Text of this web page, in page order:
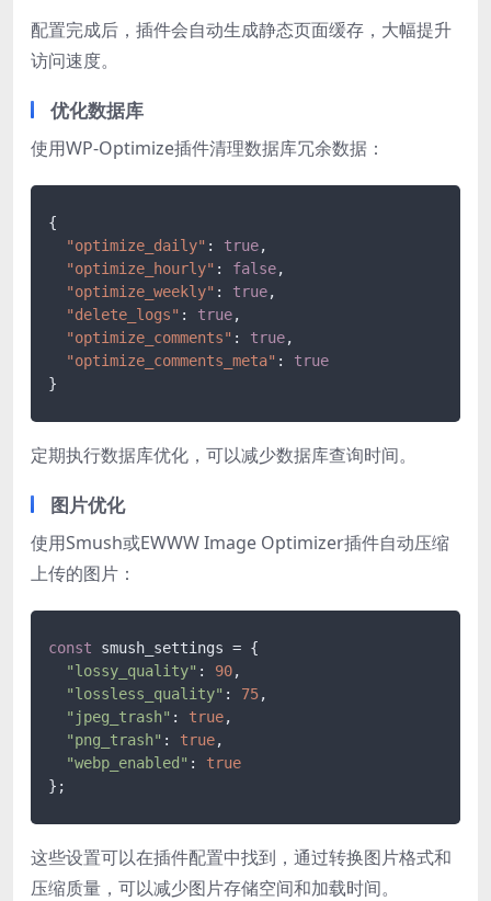
配置完成后，插件会自动生成静态页面缓存，大幅提升
访问速度。
优化数据库
使用WP-Optimize插件清理数据库冗余数据：
{
"optimize_daily" : true,
"optimize_hourly" : false,
"optimize_weekly" : true,
"delete_logs" : true,
"optimize_comments" : true,
"optimize_comments_meta" :
true
}
定期执行数据库优化，可以减少数据库查询时间。
图片优化
使用Smush或EWWW Image Optimizer插件自动压缩
上传的图片：
const smush_settings = {
"lossy_quality" : 90,
"lossless_quality" : 75,
"jpeg_trash" : true,
"png_trash" : true,
"webp_enabled" : true
这些设置可以在插件配置中找到，通过转换图片格式和
压缩质量，可以减少图片存储空间和加载时间。